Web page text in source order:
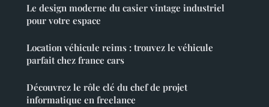
Le design moderne du casier vintage industriel
pour votre espace
Location véhicule reims : trouvez le véhicule
parfait chez france cars
Découvrez le rôle clé du chef de projet
informatique en freelance